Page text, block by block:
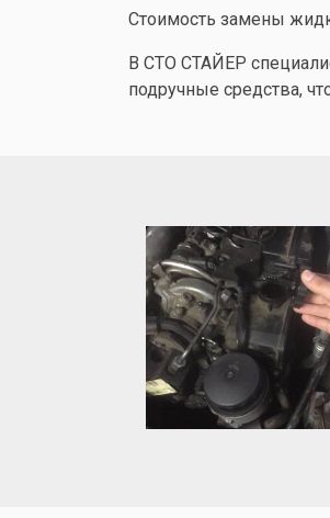
Стоимость замены
В СТО СТАЙЕР
подручные средства,